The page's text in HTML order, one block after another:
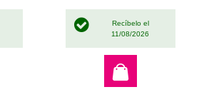
Recíbelo el
11/08/2026